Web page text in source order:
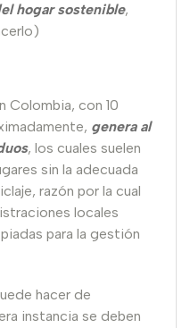
hogar sostenible,
Colombia, con 10
genera al
, los cuales suelen
sin la adecuada
razón por la cual
locales
para la gestión
hacer de
instancia se deben